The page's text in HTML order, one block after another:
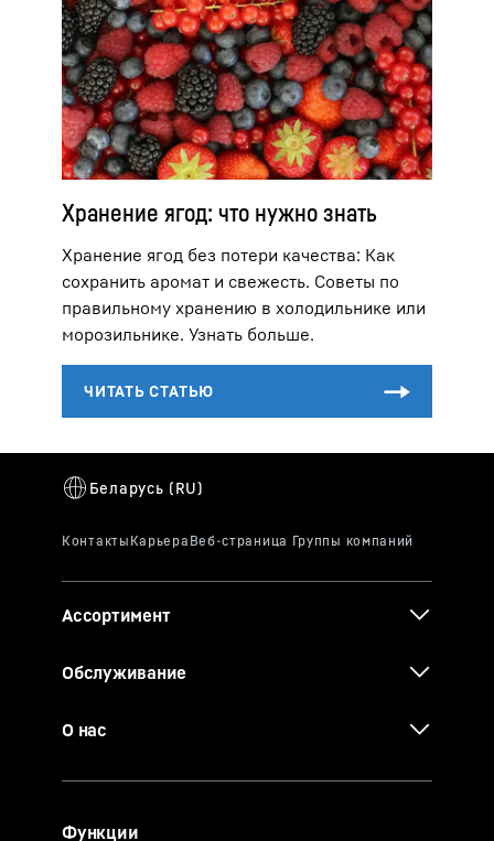
Хранение ягод: что нужно знать
Хранение ягод без потери качества: Как
сохранить аромат и свежесть. Советы по
правильному хранению в холодильнике или
морозильнике. Узнать больше.
Ассортимент
Обслуживание
О нас
Функции